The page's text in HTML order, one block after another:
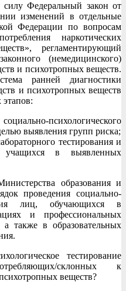
Федеральный закон от
изменений в отдельные
Федерации по вопросам
наркотических
регламентирующий
(немедицинского)
и психотропных веществ.
ранней диагностики
и психотропных веществ
этапов:
психологического
выявления групп риска;
тестирования и
учащихся в выявленных
образования и
проведения социально-
лиц, обучающихся в
и профессиональных
а также в образовательных
тестирование
склонных к
веществ?